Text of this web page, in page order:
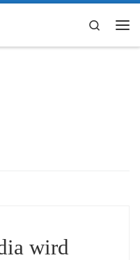
Search
wird